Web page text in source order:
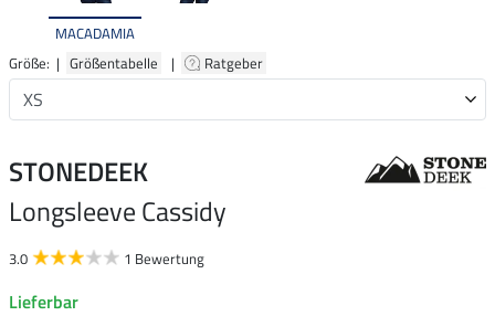
MACADAMIA
Größe: | Größentabelle | Ratgeber
STONEDEEK
Longsleeve Cassidy
3.0 1 Bewertung
Lieferbar